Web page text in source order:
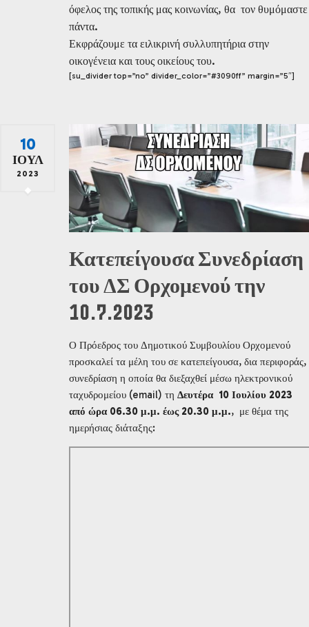
όφελος της τοπικής μας κοινωνίας, θα τον θυμόμαστε
πάντα.
Εκφράζουμε τα ειλικρινή συλλυπητήρια στην
οικογένεια και τους οικείους του.
[su_divider top=”no” divider_color=”#3090ff” margin=”5″]
10
ΙΟΎΛ
2023
Κατεπείγουσα Συνεδρίαση
του ΔΣ Ορχομενού την
10.7.2023
Ο Πρόεδρος του Δημοτικού Συμβουλίου Ορχομενού
προσκαλεί τα μέλη του σε κατεπείγουσα, δια περιφοράς,
συνεδρίαση η οποία θα διεξαχθεί μέσω ηλεκτρονικού
ταχυδρομείου (email) τη Δευτέρα 10 Ιουλίου 2023
από ώρα 06.30 μ.μ. έως 20.30 μ.μ., με θέμα της
ημερήσιας διάταξης: